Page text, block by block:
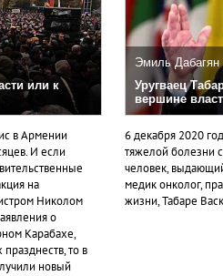
или к
в Армении
И если
на
Николом
о
Карабахе,
то в
новый
Эмиль Дабагян
Уругваец
вершине
6 декабря 2020
тяжелой болезни
человек,
медик онколог,
жизни, Табаре